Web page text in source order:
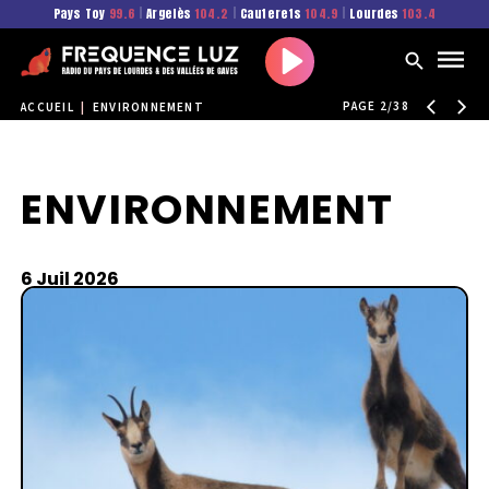
Pays Toy 99.6 Argelès 104.2 Cauterets 104.9 Lourdes 103.4
Play
ACCUEIL ENVIRONNEMENT PAGE 2/38
ENVIRONNEMENT
6 Juil 2026